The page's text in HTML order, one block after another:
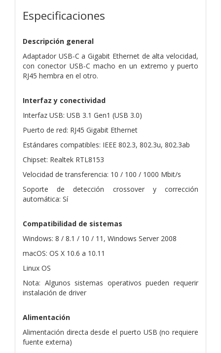
Especificaciones
Descripción general
Adaptador USB-C a Gigabit Ethernet de alta velocidad,
con conector USB-C macho en un extremo y puerto
RJ45 hembra en el otro.
Interfaz y conectividad
Interfaz USB: USB 3.1 Gen1 (USB 3.0)
Puerto de red: RJ45 Gigabit Ethernet
Estándares compatibles: IEEE 802.3, 802.3u, 802.3ab
Chipset: Realtek RTL8153
Velocidad de transferencia: 10 / 100 / 1000 Mbit/s
Soporte de detección crossover y corrección
automática: Sí
Compatibilidad de sistemas
Windows: 8 / 8.1 / 10 / 11, Windows Server 2008
macOS: OS X 10.6 a 10.11
Linux OS
Nota: Algunos sistemas operativos pueden requerir
instalación de driver
Alimentación
Alimentación directa desde el puerto USB (no requiere
fuente externa)